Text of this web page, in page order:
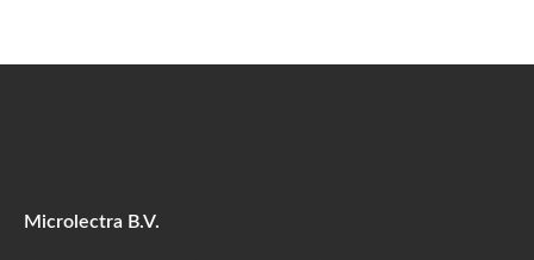
Microlectra B.V.